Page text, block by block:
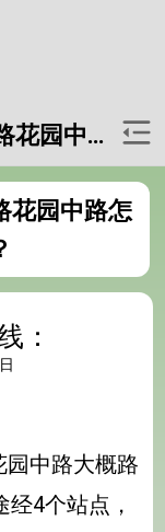
花园中路
花园中路怎
：
园中路大概路
4个站点，